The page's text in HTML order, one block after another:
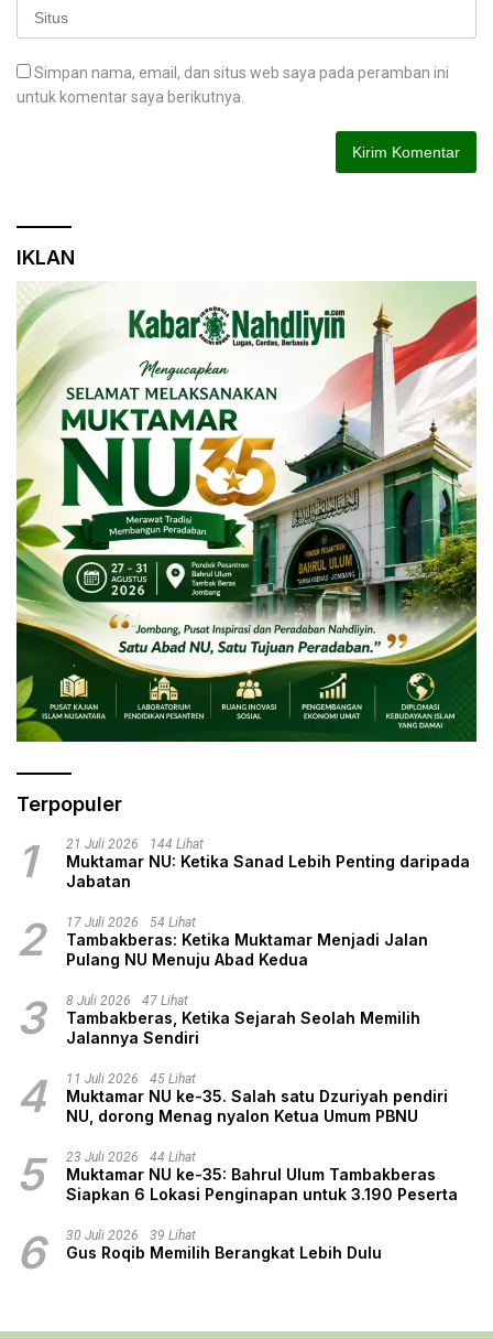
Simpan nama, email, dan situs web saya pada peramban ini
untuk komentar saya berikutnya.
IKLAN
Terpopuler
1 21 Juli 2026 144 Lihat
Muktamar NU: Ketika Sanad Lebih Penting daripada
Jabatan
2 17 Juli 2026 54 Lihat
Tambakberas: Ketika Muktamar Menjadi Jalan
Pulang NU Menuju Abad Kedua
3 8 Juli 2026 47 Lihat
Tambakberas, Ketika Sejarah Seolah Memilih
Jalannya Sendiri
4 11 Juli 2026 45 Lihat
Muktamar NU ke-35. Salah satu Dzuriyah pendiri
NU, dorong Menag nyalon Ketua Umum PBNU
5 23 Juli 2026 44 Lihat
Muktamar NU ke-35: Bahrul Ulum Tambakberas
Siapkan 6 Lokasi Penginapan untuk 3.190 Peserta
6 30 Juli 2026 39 Lihat
Gus Roqib Memilih Berangkat Lebih Dulu